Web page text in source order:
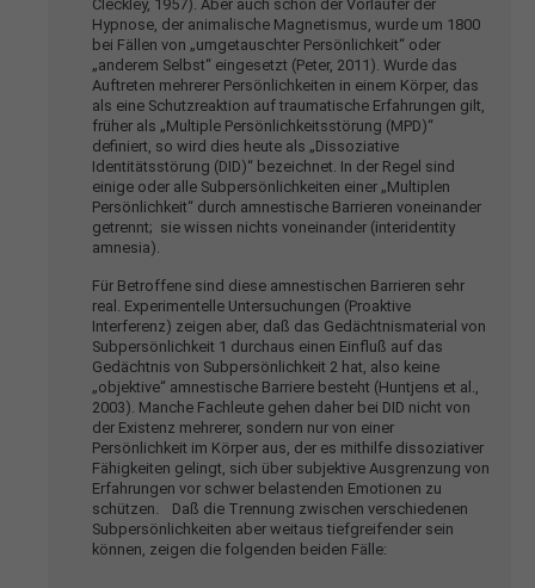
info@yourdomain.com
About us
Lorem ipsum dolor sit amet, consectetuer
adipiscing elit.
Aenean commodo ligula eget dolor. Aenean massa.
Cum sociis natoque penatibus et magnis dis parturient
ultricies nec.
Cleckley, 1957). Aber auch schon der Vorläufer der
Hypnose, der animalische Magnetismus, wurde um 1800
bei Fällen von „umgetauschter Persönlichkeit“ oder
„anderem Selbst“ eingesetzt (Peter, 2011). Wurde das
Auftreten mehrerer Persönlichkeiten in einem Körper, das
als eine Schutzreaktion auf traumatische Erfahrungen gilt,
früher als „Multiple Persönlichkeitsstörung (MPD)“
definiert, so wird dies heute als „Dissoziative
Identitätsstörung (DID)“ bezeichnet. In der Regel sind
einige oder alle Subpersönlichkeiten einer „Multiplen
Persönlichkeit“ durch amnestische Barrieren voneinander
getrennt; sie wissen nichts voneinander (interidentity
amnesia).
Für Betroffene sind diese amnestischen Barrieren sehr
real. Experimentelle Untersuchungen (Proaktive
Interferenz) zeigen aber, daß das Gedächtnismaterial von
Subpersönlichkeit 1 durchaus einen Einfluß auf das
Gedächtnis von Subpersönlichkeit 2 hat, also keine
„objektive“ amnestische Barriere besteht (Huntjens et al.,
2003). Manche Fachleute gehen daher bei DID nicht von
der Existenz mehrerer, sondern nur von einer
Persönlichkeit im Körper aus, der es mithilfe dissoziativer
Fähigkeiten gelingt, sich über subjektive Ausgrenzung von
Erfahrungen vor schwer belastenden Emotionen zu
schützen. Daß die Trennung zwischen verschiedenen
Subpersönlichkeiten aber weitaus tiefgreifender sein
können, zeigen die folgenden beiden Fälle: